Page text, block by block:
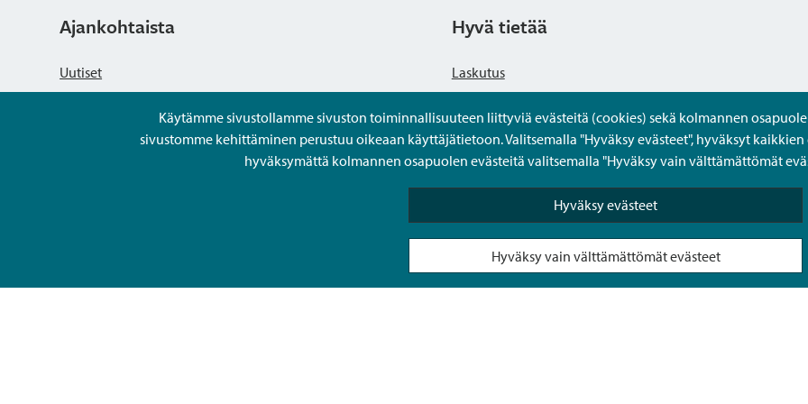
Käytämme sivustollamme sivuston toiminnallisuuteen liittyviä evästeitä (cookies) sekä kolmannen
sivustomme kehittäminen perustuu oikeaan käyttäjätietoon. Valitsemalla "Hyväksy evästeet", hyväksyt
hyväksymättä kolmannen osapuolen evästeitä valitsemalla "Hyväksy vain välttämättömät
Hyväksy evästeet
Hyväksy vain välttämättömät evästeet
Ajankohtaista
Uutiset
Hyvä tietää
Laskutus
Tietosuojaseloste
Saavutettavuusseloste
Usein kysytyt kysymykset
Puolesta-asiointi Sipoon Oma asioinnissa